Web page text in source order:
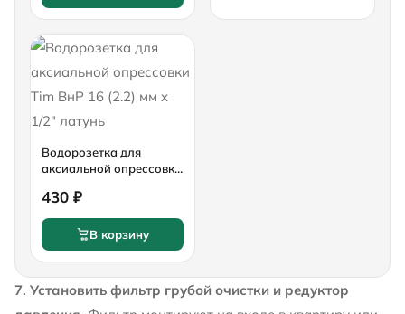
Водорозетка для
аксиальной опрессовки
1/2" латунь
430 ₽
В корзину
7. Установить фильтр грубой очистки и редуктор